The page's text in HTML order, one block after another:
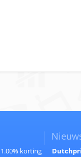
1.00% korting